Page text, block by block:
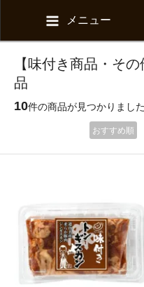
メニュー
【味付き商品・そ
品
10件の商品が見つかりました
おすすめ順